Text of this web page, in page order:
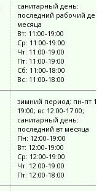
санитарный день:
последний рабочий
месяца
Вт: 11:00-19:00
Ср: 11:00-19:00
Чт: 11:00-19:00
Пт: 11:00-19:00
Сб: 11:00-18:00
Вс: 11:00-18:00
зимний период: пн-пт
19:00; вс 12:00-17:00;
санитарный день:
последний вт месяца
Пн: 12:00-19:00
Вт: 12:00-19:00
Ср: 12:00-19:00
Чт: 12:00-19:00
Пт: 12:00-18:00